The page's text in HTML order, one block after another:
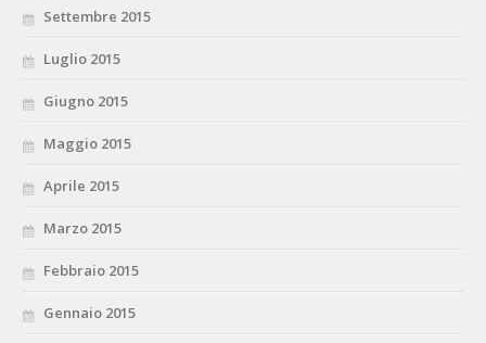
Settembre 2015
Luglio 2015
Giugno 2015
Maggio 2015
Aprile 2015
Marzo 2015
Febbraio 2015
Gennaio 2015